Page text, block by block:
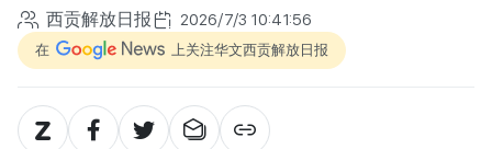
西贡解放日报 2026/7/3 10:41:56
在 上关注华文西贡解放日报